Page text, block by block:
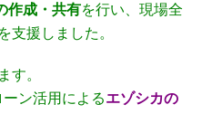
作成・共有を行い、現場全
支援しました。
す。
ン活用によるエゾシカの